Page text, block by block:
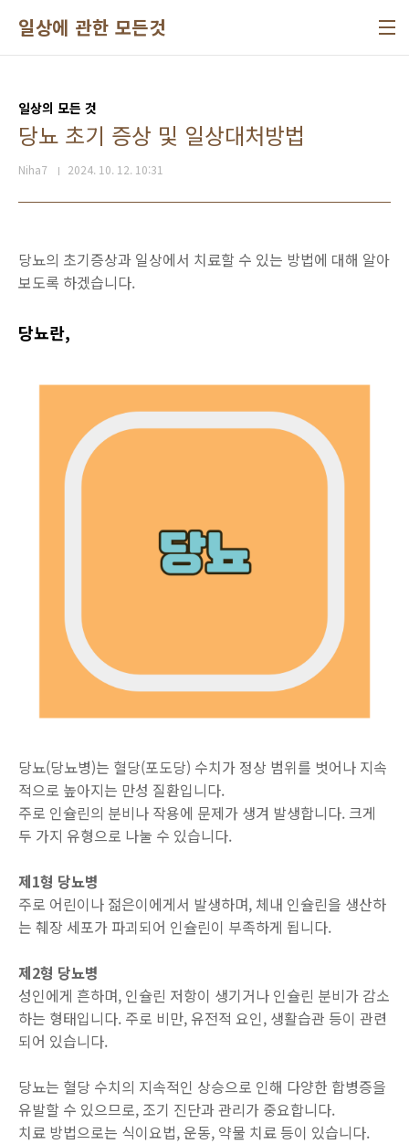
일상에 관한 모든것
일상의 모든 것
당뇨 초기 증상 및 일상대처방법
Niha7 2024. 10. 12. 10:31
당뇨의 초기증상과 일상에서 치료할 수 있는 방법에 대해 알아
보도록 하겠습니다.
당뇨란,
당뇨(당뇨병)는 혈당(포도당) 수치가 정상 범위를 벗어나 지속
적으로 높아지는 만성 질환입니다.
주로 인슐린의 분비나 작용에 문제가 생겨 발생합니다. 크게
두 가지 유형으로 나눌 수 있습니다.
제1형 당뇨병
주로 어린이나 젊은이에게서 발생하며, 체내 인슐린을 생산하
는 췌장 세포가 파괴되어 인슐린이 부족하게 됩니다.
제2형 당뇨병
성인에게 흔하며, 인슐린 저항이 생기거나 인슐린 분비가 감소
하는 형태입니다. 주로 비만, 유전적 요인, 생활습관 등이 관련
되어 있습니다.
당뇨는 혈당 수치의 지속적인 상승으로 인해 다양한 합병증을
유발할 수 있으므로, 조기 진단과 관리가 중요합니다.
치료 방법으로는 식이요법, 운동, 약물 치료 등이 있습니다.